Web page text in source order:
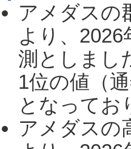
アメダスの
より、
測としまし
1位の値（
となってお
アメダスの